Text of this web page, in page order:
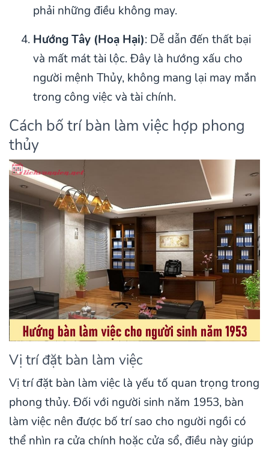
phải những điều không may.
Hướng Tây (Hoạ Hại): Dễ dẫn đến thất bại
và mất mát tài lộc. Đây là hướng xấu cho
người mệnh Thủy, không mang lại may mắn
trong công việc và tài chính.
Cách bố trí bàn làm việc hợp phong
thủy
Vị trí đặt bàn làm việc
Vị trí đặt bàn làm việc là yếu tố quan trọng trong
phong thủy. Đối với người sinh năm 1953, bàn
làm việc nên được bố trí sao cho người ngồi có
thể nhìn ra cửa chính hoặc cửa sổ, điều này giúp